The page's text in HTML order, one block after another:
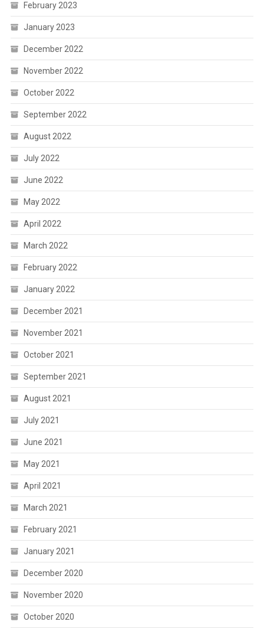
February 2023
January 2023
December 2022
November 2022
October 2022
September 2022
August 2022
July 2022
June 2022
May 2022
April 2022
March 2022
February 2022
January 2022
December 2021
November 2021
October 2021
September 2021
August 2021
July 2021
June 2021
May 2021
April 2021
March 2021
February 2021
January 2021
December 2020
November 2020
October 2020